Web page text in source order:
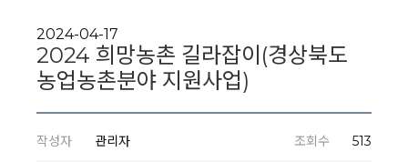
2024-04-17
2024 희망농촌 길라잡이(경상북도
농업농촌분야 지원사업)
작성자 관리자 조회수 513